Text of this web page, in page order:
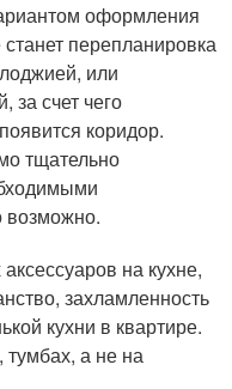
оформления
перепланировка
или
за счет чего
коридор.
тщательно
возможно.
на кухне,
захламленность
кухни в квартире.
а не на